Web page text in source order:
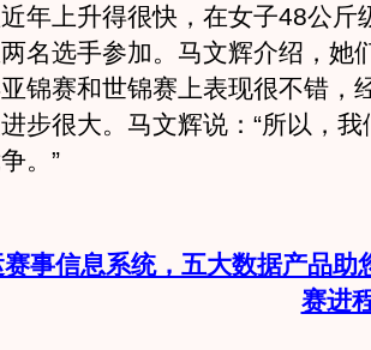
上升得很快，在女子48公斤
名选手参加。马文辉介绍，她
锦赛和世锦赛上表现很不错，
步很大。马文辉说：“所以，
。”
事信息系统，五大数据产品助
赛进